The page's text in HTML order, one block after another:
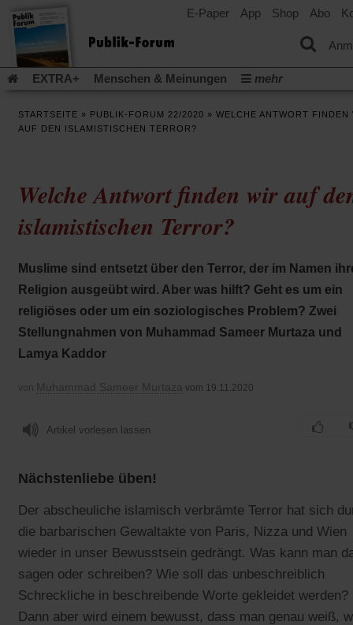
E-Paper App Shop Abo
EXTRA+ Menschen & Meinungen
mehr
Aufstehen & Handeln
Rezensionen
Leserinitiative Publik-Forum e.V.
Die Erderwärmung
in
einem
Tab)
Gefährlicher Reichtum
Tab)
Krieg in
Gleichberechtigung
Künstliche Intelligenz
einem
neuen
Tab)
in
einem
neuen
Tab)
in
Flucht und Migration
Video-Podcast »Veranstaltungen«
Podcast »Veranstaltungen«
STARTSEITE » PUBLIK-FORUM 22/2020 » WELCHE ANTWORT FINDEN
AUF DEN ISLAMISTISCHEN TERROR?
Welche Antwort finden wir auf
islamistischen Terror?
Muslime sind entsetzt über den Terror, der im Namen
Religion ausgeübt wird. Aber was hilft? Geht es um ein
religiöses oder um ein soziologisches Problem? Zwei
Stellungnahmen von Muhammad Sameer Murtaza und
Lamya Kaddor
von Muhammad Sameer Murtaza vom 19.11.2020
Artikel vorlesen lassen
Nächstenliebe üben!
Der abscheuliche islamisch verbrämte Terror hat sich
die barbarischen Gewaltakte von Paris, Nizza und Wien
wieder in unser Bewusstsein gedrängt. Was kann man
sagen oder schreiben? Wie soll das unbeschreiblich
Schreckliche in beschreibende Worte gekleidet werden?
Dann aber wird einem bewusst, dass man genau weiß,